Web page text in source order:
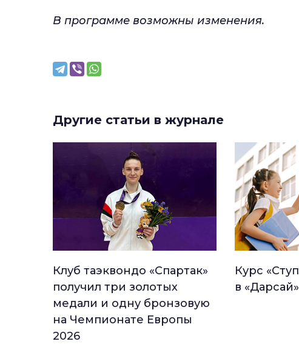
В программе возможны изменения.
Другие статьи в журнале
Клуб таэквондо «Спартак»
получил три золотых
медали и одну бронзовую
на Чемпионате Европы
2026
Курс
в «Дарсай»